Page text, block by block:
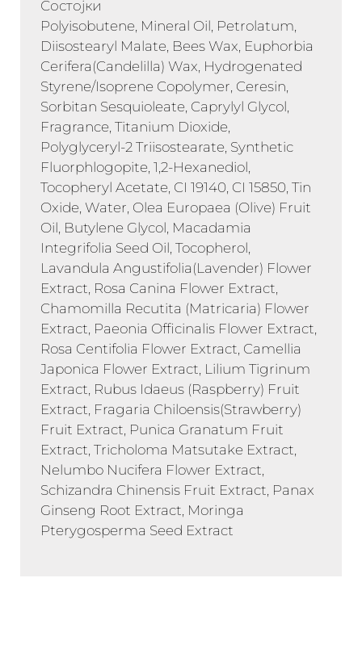
Состојки
Polyisobutene, Mineral Oil, Petrolatum,
Diisostearyl Malate, Bees Wax, Euphorbia
Cerifera(Candelilla) Wax, Hydrogenated
Styrene/Isoprene Copolymer, Ceresin,
Sorbitan Sesquioleate, Caprylyl Glycol,
Fragrance, Titanium Dioxide,
Polyglyceryl-2 Triisostearate, Synthetic
Fluorphlogopite, 1,2-Hexanediol,
Tocopheryl Acetate, CI 19140, CI 15850, Tin
Oxide, Water, Olea Europaea (Olive) Fruit
Oil, Butylene Glycol, Macadamia
Integrifolia Seed Oil, Tocopherol,
Lavandula Angustifolia(Lavender) Flower
Extract, Rosa Canina Flower Extract,
Chamomilla Recutita (Matricaria) Flower
Extract, Paeonia Officinalis Flower Extract,
Rosa Centifolia Flower Extract, Camellia
Japonica Flower Extract, Lilium Tigrinum
Extract, Rubus Idaeus (Raspberry) Fruit
Extract, Fragaria Chiloensis(Strawberry)
Fruit Extract, Punica Granatum Fruit
Extract, Tricholoma Matsutake Extract,
Nelumbo Nucifera Flower Extract,
Schizandra Chinensis Fruit Extract, Panax
Ginseng Root Extract, Moringa
Pterygosperma Seed Extract